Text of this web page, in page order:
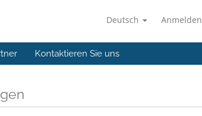
Deutsch Anmelden
Kontaktieren Sie uns